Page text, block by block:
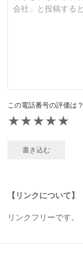
この電話番号の評価は？
★
★
★
★
★
書き込む
【リンクについて】
リンクフリーです。